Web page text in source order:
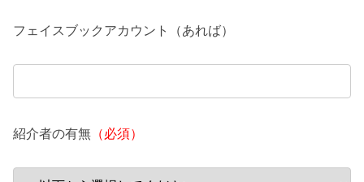
フェイスブックアカウント（あれば）
紹介者の有無 （必須）